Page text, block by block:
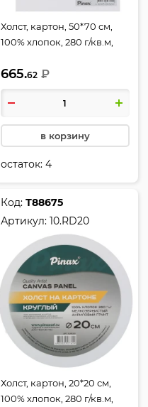
Холст, картон, 50*70 см,
100% хлопок, 280 г/кв.м,
665.62 ₽
в корзину
остаток:4
Код:Т88675
Артикул:10.RD20
Холст, картон, 20*20 см,
100% хлопок, 280 г/кв.м,